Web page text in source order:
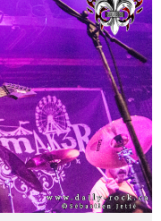
Jeff Martin au Corona de Montréal
On va se le dire, Sword est de retour
La compil’ Zoo de Slam Disques est de retour
Les rêves sont faits pour être réalisés
Death Note Silence - Collide and Collapse
Énorme succès pour Muse et ses shows au Québec